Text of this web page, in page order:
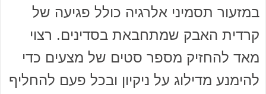
במזעור תסמיני אלרגיה כולל פגיעה של
קרדית האבק שמתחבאת בסדינים. רצוי
מאד להחזיק מספר סטים של מצעים כדי
להימנע מדילוג על ניקיון ובכל פעם להחליף